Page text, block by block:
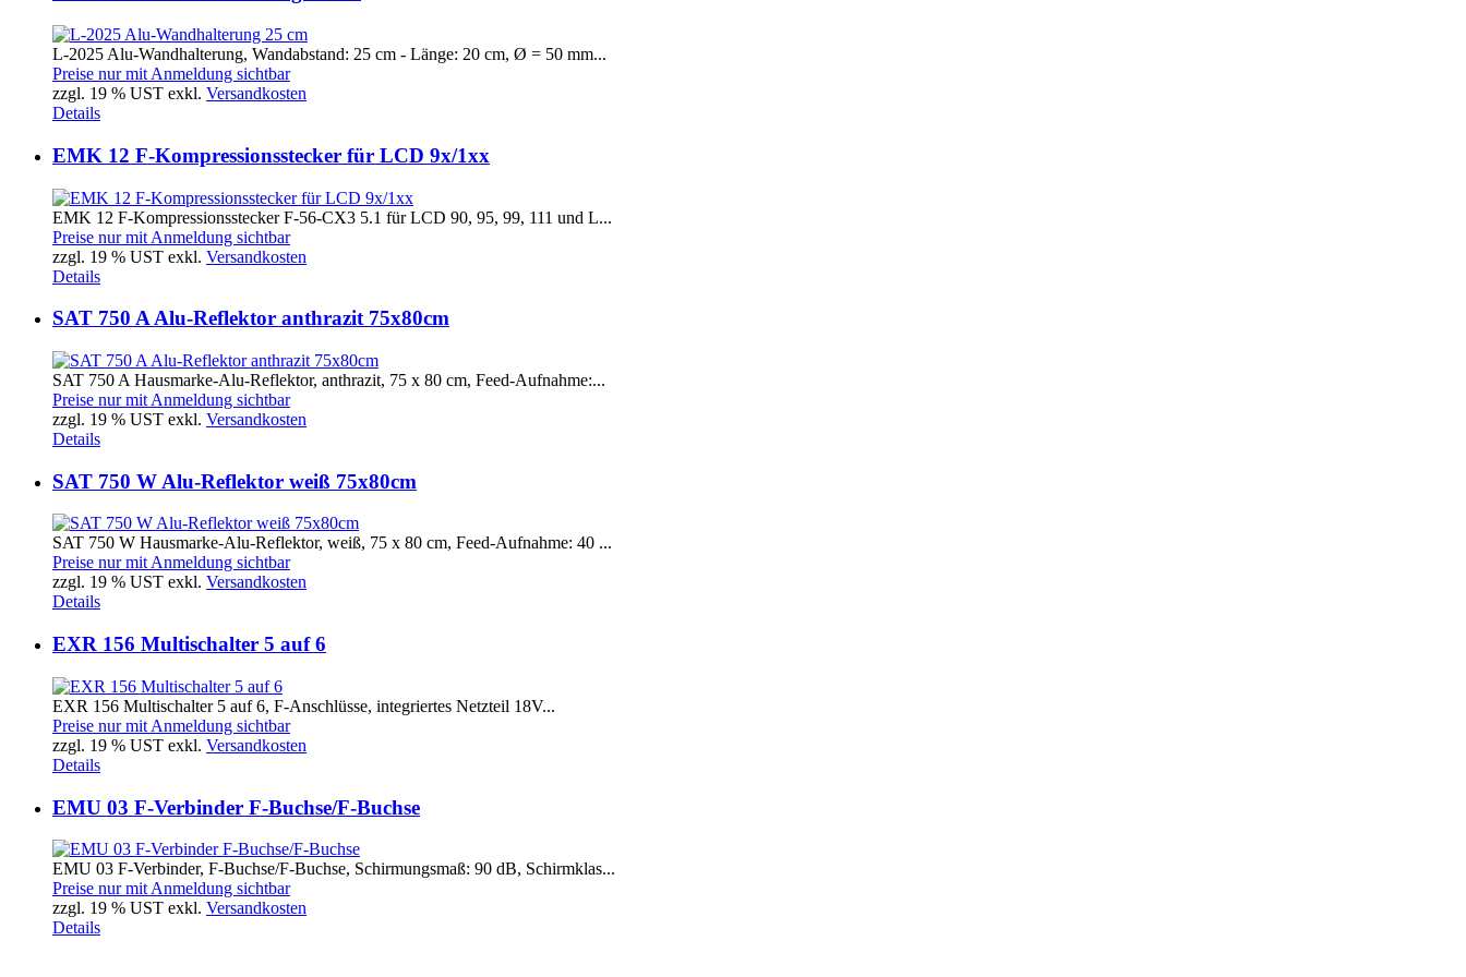
L-2025 Alu-Wandhalterung, Wandabstand: 25 cm - Länge: 20 cm, Ø = 50 mm...
Preise nur mit Anmeldung sichtbar
zzgl. 19 % UST exkl. Versandkosten
Details
EMK 12 F-Kompressionsstecker für LCD 9x/1xx
EMK 12 F-Kompressionsstecker F-56-CX3 5.1 für LCD 90, 95, 99, 111 und L...
Preise nur mit Anmeldung sichtbar
zzgl. 19 % UST exkl. Versandkosten
Details
SAT 750 A Alu-Reflektor anthrazit 75x80cm
SAT 750 A Hausmarke-Alu-Reflektor, anthrazit, 75 x 80 cm, Feed-Aufnahme:...
Preise nur mit Anmeldung sichtbar
zzgl. 19 % UST exkl. Versandkosten
Details
SAT 750 W Alu-Reflektor weiß 75x80cm
SAT 750 W Hausmarke-Alu-Reflektor, weiß, 75 x 80 cm, Feed-Aufnahme: 40 ...
Preise nur mit Anmeldung sichtbar
zzgl. 19 % UST exkl. Versandkosten
Details
EXR 156 Multischalter 5 auf 6
EXR 156 Multischalter 5 auf 6, F-Anschlüsse, integriertes Netzteil 18V...
Preise nur mit Anmeldung sichtbar
zzgl. 19 % UST exkl. Versandkosten
Details
EMU 03 F-Verbinder F-Buchse/F-Buchse
EMU 03 F-Verbinder, F-Buchse/F-Buchse, Schirmungsmaß: 90 dB, Schirmklas...
Preise nur mit Anmeldung sichtbar
zzgl. 19 % UST exkl. Versandkosten
Details